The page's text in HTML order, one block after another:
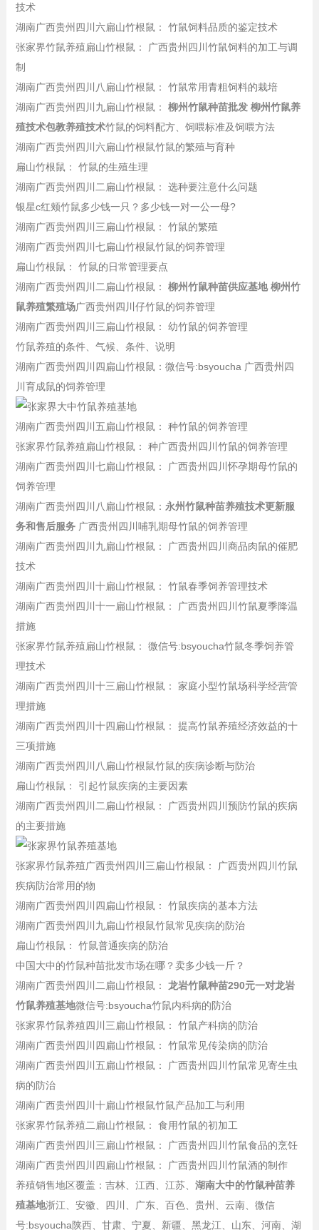
技术
湖南广西贵州四川六扁山竹根鼠： 竹鼠饲料品质的鉴定技术
张家界竹鼠养殖扁山竹根鼠： 广西贵州四川竹鼠饲料的加工与调
制
湖南广西贵州四川八扁山竹根鼠： 竹鼠常用青粗饲料的栽培
湖南广西贵州四川九扁山竹根鼠： 柳州竹鼠种苗批发 柳州竹鼠养
殖技术包教养殖技术竹鼠的饲料配方、饲喂标准及饲喂方法
湖南广西贵州四川六扁山竹根鼠竹鼠的繁殖与育种
扁山竹根鼠： 竹鼠的生殖生理
湖南广西贵州四川二扁山竹根鼠： 选种要注意什么问题
银星c红颊竹鼠多少钱一只？多少钱一对一公一母?
湖南广西贵州四川三扁山竹根鼠： 竹鼠的繁殖
湖南广西贵州四川七扁山竹根鼠竹鼠的饲养管理
扁山竹根鼠： 竹鼠的日常管理要点
湖南广西贵州四川二扁山竹根鼠： 柳州竹鼠种苗供应基地 柳州竹
鼠养殖繁殖场广西贵州四川仔竹鼠的饲养管理
湖南广西贵州四川三扁山竹根鼠： 幼竹鼠的饲养管理
竹鼠养殖的条件、气候、条件、说明
湖南广西贵州四川四扁山竹根鼠：微信号:bsyoucha 广西贵州四
川育成鼠的饲养管理
湖南广西贵州四川五扁山竹根鼠： 种竹鼠的饲养管理
张家界竹鼠养殖扁山竹根鼠： 种广西贵州四川竹鼠的饲养管理
湖南广西贵州四川七扁山竹根鼠： 广西贵州四川怀孕期母竹鼠的
饲养管理
湖南广西贵州四川八扁山竹根鼠： 永州竹鼠种苗养殖技术更新服
务和售后服务广西贵州四川哺乳期母竹鼠的饲养管理
湖南广西贵州四川九扁山竹根鼠： 广西贵州四川商品肉鼠的催肥
技术
湖南广西贵州四川十扁山竹根鼠： 竹鼠春季饲养管理技术
湖南广西贵州四川十一扁山竹根鼠： 广西贵州四川竹鼠夏季降温
措施
张家界竹鼠养殖扁山竹根鼠： 微信号:bsyoucha竹鼠冬季饲养管
理技术
湖南广西贵州四川十三扁山竹根鼠： 家庭小型竹鼠场科学经营管
理措施
湖南广西贵州四川十四扁山竹根鼠： 提高竹鼠养殖经济效益的十
三项措施
湖南广西贵州四川八扁山竹根鼠竹鼠的疾病诊断与防治
扁山竹根鼠： 引起竹鼠疾病的主要因素
湖南广西贵州四川二扁山竹根鼠： 广西贵州四川预防竹鼠的疾病
的主要措施
张家界竹鼠养殖广西贵州四川三扁山竹根鼠： 广西贵州四川竹鼠
疾病防治常用的物
湖南广西贵州四川四扁山竹根鼠： 竹鼠疾病的基本方法
湖南广西贵州四川九扁山竹根鼠竹鼠常见疾病的防治
扁山竹根鼠： 竹鼠普通疾病的防治
中国大中的竹鼠种苗批发市场在哪？卖多少钱一斤？
湖南广西贵州四川二扁山竹根鼠： 龙岩竹鼠种苗290元一对龙岩
竹鼠养殖基地微信号:bsyoucha竹鼠内科病的防治
张家界竹鼠养殖四川三扁山竹根鼠： 竹鼠产科病的防治
湖南广西贵州四川四扁山竹根鼠： 竹鼠常见传染病的防治
湖南广西贵州四川五扁山竹根鼠： 广西贵州四川竹鼠常见寄生虫
病的防治
湖南广西贵州四川十扁山竹根鼠竹鼠产品加工与利用
张家界竹鼠养殖二扁山竹根鼠： 食用竹鼠的初加工
湖南广西贵州四川三扁山竹根鼠： 广西贵州四川竹鼠食品的烹饪
湖南广西贵州四川四扁山竹根鼠： 广西贵州四川竹鼠酒的制作
养殖销售地区覆盖：吉林、江西、江苏、 湖南大中的竹鼠种苗养
殖基地浙江、安徽、四川、广东、百色、贵州、云南、微信
号:bsyoucha陕西、甘肃、宁夏、新疆、黑龙江、山东、河南、湖